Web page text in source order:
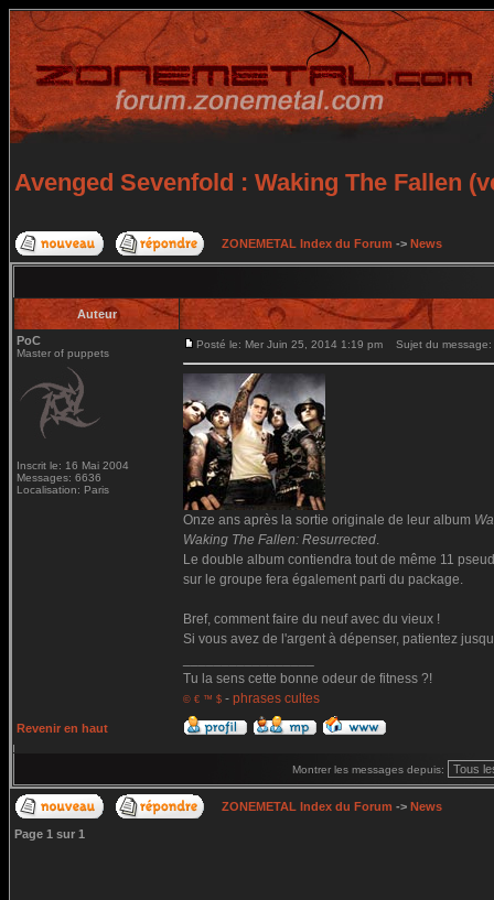
Avenged Sevenfold : Waking The Fallen
ZONEMETAL Index du Forum -> News
Auteur
PoC
Master of puppets
Inscrit le: 16 Mai 2004
Messages: 6636
Localisation: Paris
Posté le: Mer Juin 25, 2014 1:19 pm Sujet du message:
Onze ans après la sortie originale de leur album
Waking The Fallen: Resurrected.
Le double album contiendra tout de même 11
sur le groupe fera également parti du package.
Bref, comment faire du neuf avec du vieux !
Si vous avez de l'argent à dépenser, patientez
Tu la sens cette bonne odeur de fitness ?!
© € ™ $ - phrases cultes
Revenir en haut
Montrer les messages depuis:
ZONEMETAL Index du Forum -> News
Page 1 sur 1